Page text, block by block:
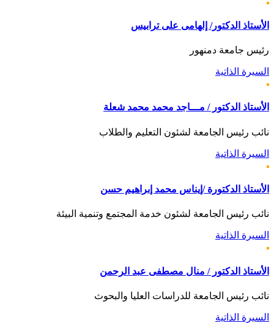
الأستاذ الدكتور/ إلهامى على ترابيس
رئيس جامعة دمنهور
السيرة الذاتية
الأستاذ الدكتور / مـــاجد محمد محمد شعلة
نائب رئيس الجامعة لشئون التعليم والطلاب
السيرة الذاتية
الأستاذ الدكتورة /إيناس محمد إبراهيم حسن
نائب رئيس الجامعة لشئون خدمة المجتمع وتنمية البيئة
السيرة الذاتية
الأستاذ الدكتور / منال مصطفى عبد الرحمن
نائب رئيس الجامعة للدراسات العليا والبحوث
السيرة الذاتية